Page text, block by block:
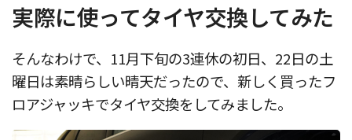
実際に使ってタイヤ交換してみた
そんなわけで、11月下旬の3連休の初日、22日の土
曜日は素晴らしい晴天だったので、新しく買ったフ
ロアジャッキでタイヤ交換をしてみました。